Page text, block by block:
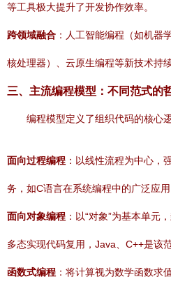
等工具极大提升了开发协作效率。
跨领域融合 ：人工智能编程（如机器
核处理器）、云原生编程等新技术持
三、主流编程模型：不同范式的
编程模型定义了组织代码的核心
面向过程编程 ：以线性流程为中心，
务，如C语言在系统编程中的广泛应用
面向对象编程 ：以“对象”为基本单元
多态实现代码复用，Java、C++是该
函数式编程 ：将计算视为数学函数求